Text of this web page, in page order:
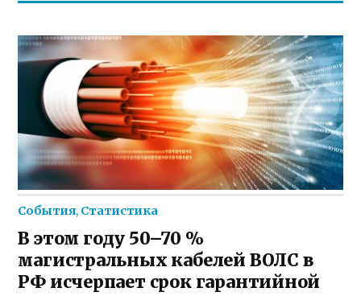
События, Статистика
В этом году 50–70 %
магистральных кабелей ВОЛС в
РФ исчерпает срок гарантийной